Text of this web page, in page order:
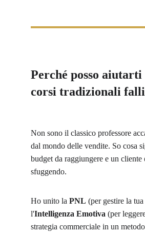
Perché posso aiutarti
corsi tradizionali
Non sono il classico professore
dal mondo delle vendite. So cosa
budget da raggiungere e un cliente
sfuggendo.
Ho unito la PNL (per gestire la tua
l'Intelligenza Emotiva (per
strategia commerciale in un